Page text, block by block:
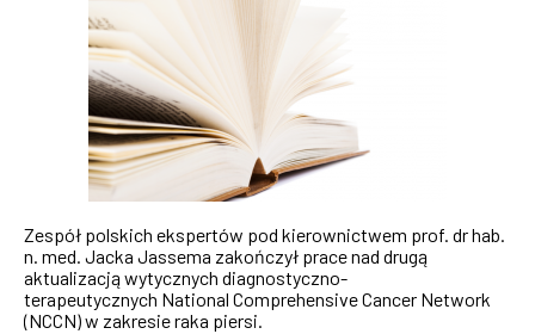
Zespół polskich ekspertów pod kierownictwem prof. dr hab.
n. med. Jacka Jassema zakończył prace nad drugą
aktualizacją wytycznych diagnostyczno-
terapeutycznych National Comprehensive Cancer Network
(NCCN) w zakresie raka piersi.